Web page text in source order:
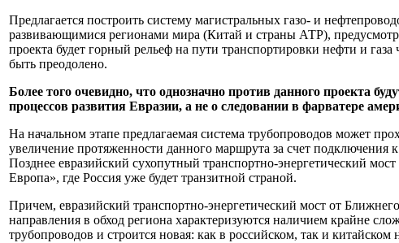
Предлагается построить систему магистральных газо- и
развивающимися регионами мира (Китай и страны АТР),
проекта будет горный рельеф на пути транспортировки нефти и
быть преодолено.
Более того очевидно, что однозначно против данного проекта
процессов развития Евразии, а не о следовании в фарватере
На начальном этапе предлагаемая система трубопроводов может
увеличение протяженности данного маршрута за счет
Позднее евразийский сухопутный транспортно-энергетический
Европа», где Россия уже будет транзитной страной.
Причем, евразийский транспортно-энергетический мост от
направления в обход региона характеризуются наличием крайне
трубопроводов и строится новая: как в российском, так и китайском